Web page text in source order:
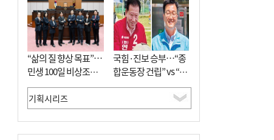
“삶의 질 향상 목표”…
민생 100일 비상조치
면밀 심사
국힘·진보 승부…“종
합운동장 건립” vs “출
근 공공버스 도입”